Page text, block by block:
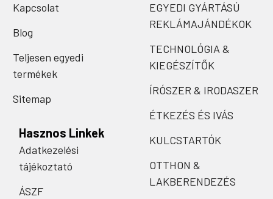
Kapcsolat
Blog
Teljesen egyedi
termékek
Sitemap
Hasznos Linkek
Adatkezelési
tájékoztató
ÁSZF
EGYEDI GYÁRTÁSÚ
REKLÁMAJÁNDÉKOK
TECHNOLÓGIA &
KIEGÉSZÍTŐK
ÍRÓSZER & IRODASZER
ÉTKEZÉS ÉS IVÁS
KULCSTARTÓK
OTTHON &
LAKBERENDEZÉS